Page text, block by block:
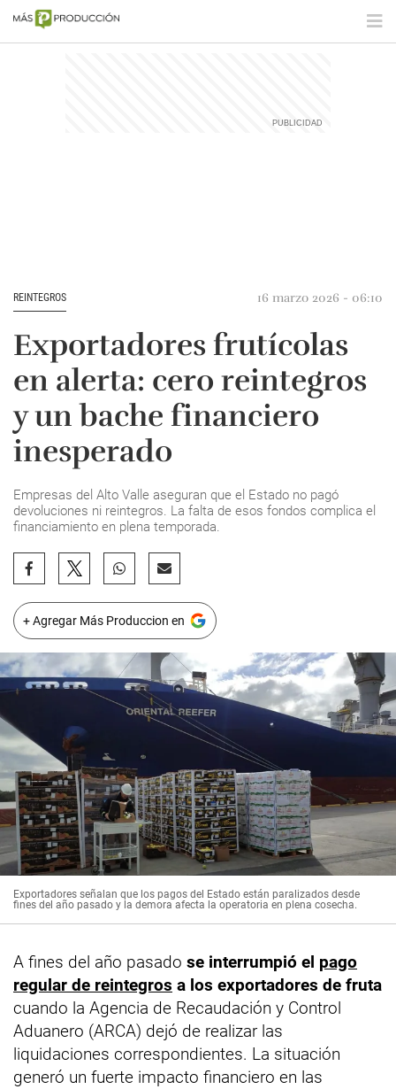
REINTEGROS 16 marzo 2026 - 06:10
Exportadores frutícolas
en alerta: cero reintegros
y un bache financiero
inesperado
Empresas del Alto Valle aseguran que el Estado no pagó
devoluciones ni reintegros. La falta de esos fondos complica el
financiamiento en plena temporada.
+ Agregar Más Produccion en
Exportadores señalan que los pagos del Estado están paralizados desde
fines del año pasado y la demora afecta la operatoria en plena cosecha.
A fines del año pasado se interrumpió el pago
regular de reintegros a los exportadores de fruta
cuando la Agencia de Recaudación y Control
Aduanero (ARCA) dejó de realizar las
liquidaciones correspondientes. La situación
generó un fuerte impacto financiero en las